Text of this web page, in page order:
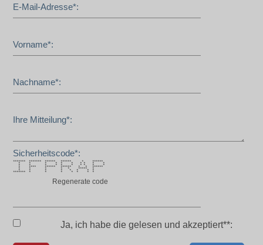
E-Mail-Adresse*:
Vorname*:
Nachname*:
Ihre Mitteilung*:
Sicherheitscode*:
******* ******* ****** ****** * ******
* * * * * * * * * *
* * * * * * * * * *
* **** ****** ****** * * ******
* * * * * ***** *
* * * * * * * *
******* * * * * * * *
Regenerate code
Ja, ich habe die gelesen und akzeptiert**: